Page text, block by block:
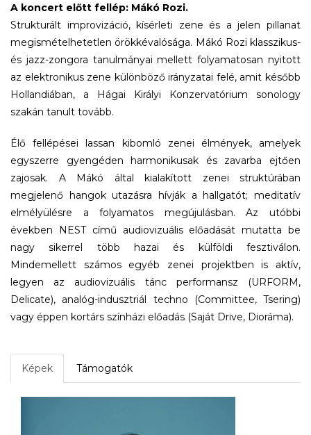
A koncert előtt fellép: Mákó Rozi.
Strukturált improvizáció, kísérleti zene és a jelen pillanat
megismételhetetlen örökkévalósága. Mákó Rozi klasszikus-
és jazz-zongora tanulmányai mellett folyamatosan nyitott
az elektronikus zene különböző irányzatai felé, amit később
Hollandiában, a Hágai Királyi Konzervatórium sonology
szakán tanult tovább.
Élő fellépései lassan kibomló zenei élmények, amelyek
egyszerre gyengéden harmonikusak és zavarba ejtően
zajosak. A Mákó által kialakított zenei struktúrában
megjelenő hangok utazásra hívják a hallgatót; meditatív
elmélyülésre a folyamatos megújulásban. Az utóbbi
években NEST című audiovizuális előadását mutatta be
nagy sikerrel több hazai és külföldi fesztiválon.
Mindemellett számos egyéb zenei projektben is aktív,
legyen az audiovizuális tánc performansz (URFORM,
Delicate), analóg-indusztriál techno (Committee, Tsering)
vagy éppen kortárs színházi előadás (Saját Drive, Dioráma).
Képek Támogatók